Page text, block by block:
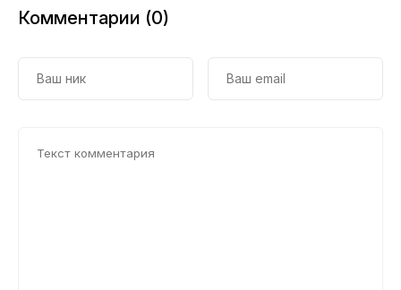
Комментарии (0)